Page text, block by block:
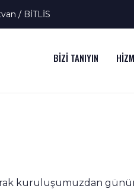
/ BİTLİS
BİZİ TANIYIN
kuruluşumuzdan